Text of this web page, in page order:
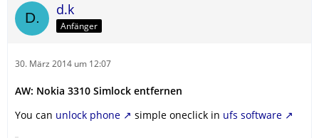
d.k
Anfänger
30. März 2014 um 12:07
AW: Nokia 3310 Simlock entfernen
You can unlock phone simple oneclick in ufs software